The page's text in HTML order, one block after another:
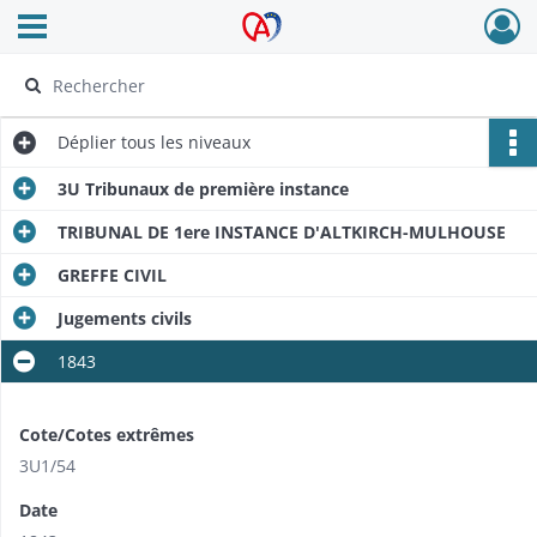
Archives Alsace - Colmar
Ouvrir le menu déroulant
Déplier tous les niveaux
3U Tribunaux de première instance
TRIBUNAL DE 1ere INSTANCE D'ALTKIRCH-MULHOUSE
GREFFE CIVIL
Jugements civils
1843
Cote/Cotes extrêmes
3U1/54
Date